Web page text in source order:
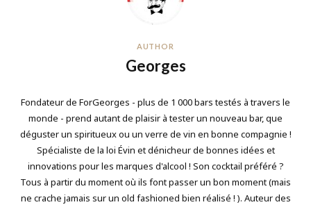
AUTHOR
Georges
Fondateur de ForGeorges - plus de 1 000 bars testés à travers le
monde - prend autant de plaisir à tester un nouveau bar, que
déguster un spiritueux ou un verre de vin en bonne compagnie !
Spécialiste de la loi Évin et dénicheur de bonnes idées et
innovations pour les marques d'alcool ! Son cocktail préféré ?
Tous à partir du moment où ils font passer un bon moment (mais
ne crache jamais sur un old fashioned bien réalisé ! ). Auteur des